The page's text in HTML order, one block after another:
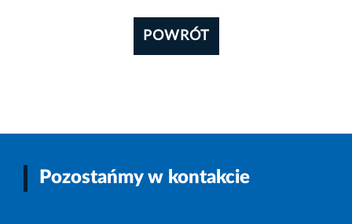
POWRÓT
Pozostańmy w kontakcie